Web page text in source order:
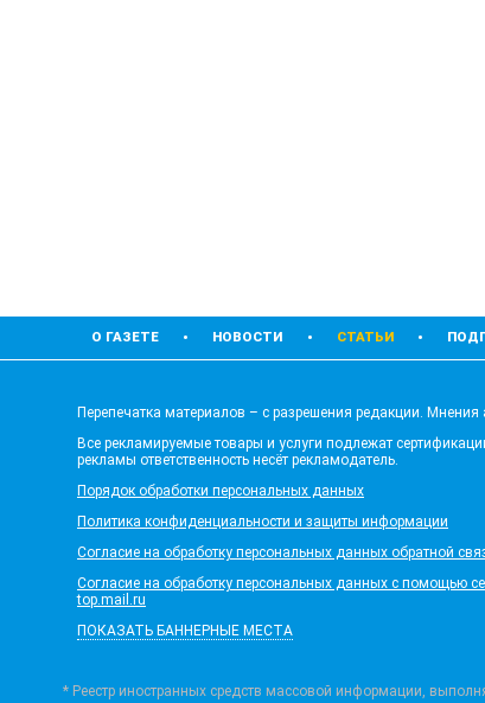
О ГАЗЕТЕ НОВОСТИ СТАТЬИ
Перепечатка материалов – с разрешения редакции. Мнения
Все рекламируемые товары и услуги подлежат
рекламы ответственность несёт рекламодатель.
Порядок обработки персональных данных
Политика конфиденциальности и защиты информации
Согласие на обработку персональных данных обратной
Согласие на обработку персональных данных с помощью
top.mail.ru
ПОКАЗАТЬ БАННЕРНЫЕ МЕСТА
* Реестр иностранных средств массовой информации,